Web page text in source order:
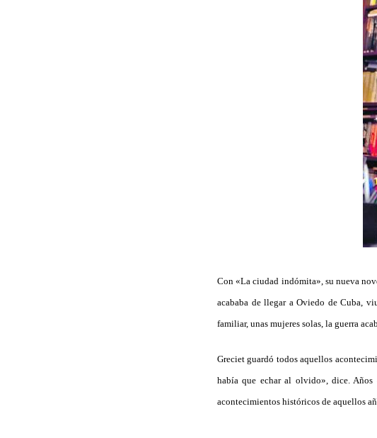
Con «La ciudad indómita», su nueva
acababa de llegar a Oviedo de Cuba,
familiar, unas mujeres solas, la guerra
Greciet guardó todos aquellos
había que echar al olvido», dice. Años
acontecimientos históricos de aquellos